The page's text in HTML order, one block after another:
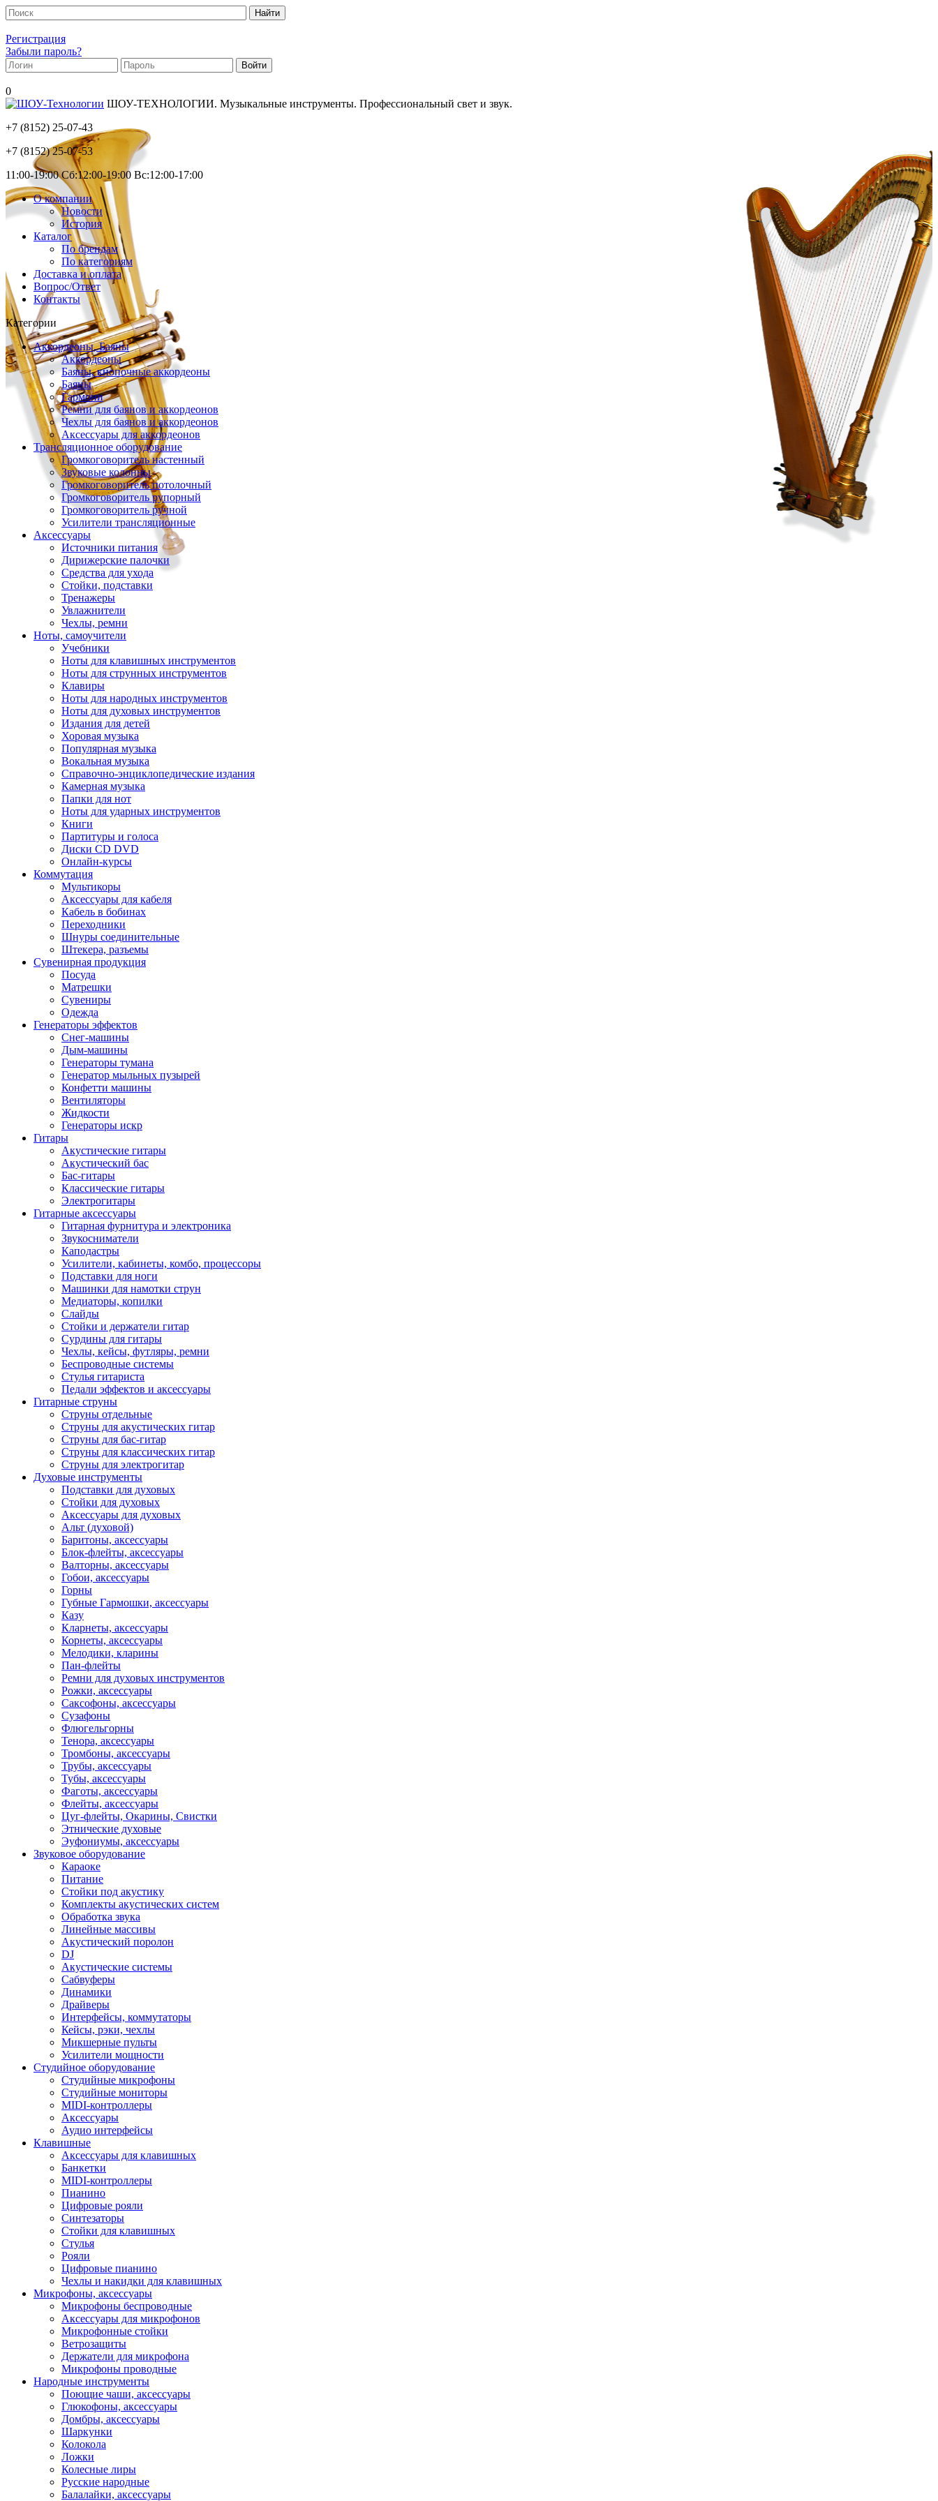
Регистрация
Забыли пароль?
0
ШОУ-ТЕХНОЛОГИИ. Музыкальные инструменты. Профессиональный свет и звук.
+7 (8152) 25-07-43
+7 (8152)25-07-53
11:00-19:00 Сб:12:00-19:00 Вс:12:00-17:00
О компании
Новости
История
Каталог
По брендам
По категориям
Доставка и оплата
Вопрос/Ответ
Контакты
Категории
Аккордеоны, Баяны
Аккордеоны
Баяны, кнопочные аккордеоны
Баяны
Гармони
Ремни для баянов и аккордеонов
Чехлы для баянов и аккордеонов
Аксессуары для аккордеонов
Трансляционное оборудование
Громкоговоритель настенный
Звуковые колонны
Громкоговоритель потолочный
Громкоговоритель рупорный
Громкоговоритель ручной
Усилители трансляционные
Аксессуары
Источники питания
Дирижерские палочки
Средства для ухода
Стойки, подставки
Тренажеры
Увлажнители
Чехлы, ремни
Ноты, самоучители
Учебники
Ноты для клавишных инструментов
Ноты для струнных инструментов
Клавиры
Ноты для народных инструментов
Ноты для духовых инструментов
Издания для детей
Хоровая музыка
Популярная музыка
Вокальная музыка
Справочно-энциклопедические издания
Камерная музыка
Папки для нот
Ноты для ударных инструментов
Книги
Партитуры и голоса
Диски CD DVD
Онлайн-курсы
Коммутация
Мультикоры
Аксессуары для кабеля
Кабель в бобинах
Переходники
Шнуры соединительные
Штекера, разъемы
Сувенирная продукция
Посуда
Матрешки
Сувениры
Одежда
Генераторы эффектов
Снег-машины
Дым-машины
Генераторы тумана
Генератор мыльных пузырей
Конфетти машины
Вентиляторы
Жидкости
Генераторы искр
Гитары
Акустические гитары
Акустический бас
Бас-гитары
Классические гитары
Электрогитары
Гитарные аксессуары
Гитарная фурнитура и электроника
Звукосниматели
Каподастры
Усилители, кабинеты, комбо, процессоры
Подставки для ноги
Машинки для намотки струн
Медиаторы, копилки
Слайды
Стойки и держатели гитар
Сурдины для гитары
Чехлы, кейсы, футляры, ремни
Беспроводные системы
Стулья гитариста
Педали эффектов и аксессуары
Гитарные струны
Струны отдельные
Струны для акустических гитар
Струны для бас-гитар
Струны для классических гитар
Струны для электрогитар
Духовые инструменты
Подставки для духовых
Стойки для духовых
Аксессуары для духовых
Альт (духовой)
Баритоны, аксессуары
Блок-флейты, аксессуары
Валторны, аксессуары
Гобои, аксессуары
Горны
Губные Гармошки, аксессуары
Казу
Кларнеты, аксессуары
Корнеты, аксессуары
Мелодики, кларины
Пан-флейты
Ремни для духовых инструментов
Рожки, аксессуары
Саксофоны, аксессуары
Сузафоны
Флюгельгорны
Тенора, аксессуары
Тромбоны, аксессуары
Трубы, аксессуары
Тубы, аксессуары
Фаготы, аксессуары
Флейты, аксессуары
Цуг-флейты, Окарины, Свистки
Этнические духовые
Эуфониумы, аксессуары
Звуковое оборудование
Караоке
Питание
Стойки под акустику
Комплекты акустических систем
Обработка звука
Линейные массивы
Акустический поролон
DJ
Акустические системы
Сабвуферы
Динамики
Драйверы
Интерфейсы, коммутаторы
Кейсы, рэки, чехлы
Микшерные пульты
Усилители мощности
Студийное оборудование
Студийные микрофоны
Студийные мониторы
MIDI-контроллеры
Аксессуары
Аудио интерфейсы
Клавишные
Аксессуары для клавишных
Банкетки
MIDI-контроллеры
Пианино
Цифровые рояли
Синтезаторы
Стойки для клавишных
Стулья
Рояли
Цифровые пианино
Чехлы и накидки для клавишных
Микрофоны, аксессуары
Микрофоны беспроводные
Аксессуары для микрофонов
Микрофонные стойки
Ветрозащиты
Держатели для микрофона
Микрофоны проводные
Народные инструменты
Поющие чаши, аксессуары
Глюкофоны, аксессуары
Домбры, аксессуары
Шаркунки
Колокола
Ложки
Колесные лиры
Русские народные
Балалайки, аксессуары